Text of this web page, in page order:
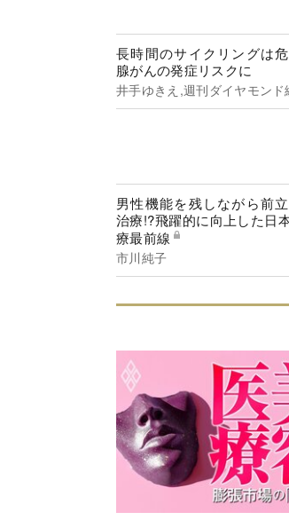
長時間のサイクリングは
腺がんの発症リスクに
井手ゆきえ,週刊ダイヤモンド
男性機能を残しながら前
治療!?飛躍的に向上した日
療最前線
市川純子